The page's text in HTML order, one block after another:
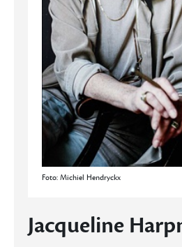
Foto: Michiel Hendryckx
Jacqueline